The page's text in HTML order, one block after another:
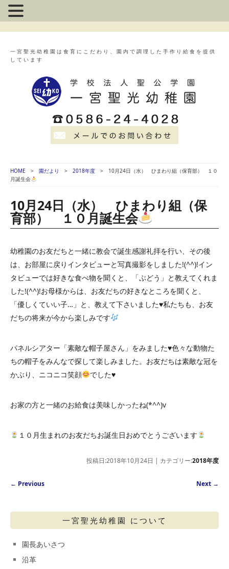
一宮聖光幼稚園は食育にこだわり、園内で調理した手作り給食を提供
しています
HOME 園だより 2018年度
10月24日（水） ひまわり組（保育部） １０
月誕生会
10月24日（水） ひまわり組（保
育部） １０月誕生会
幼稚園のお友だちと一緒に教会で誕生感謝礼拝を行い、その後
は、お部屋に戻りインタビューと写真撮影をしました!(^^)!イン
タビューでは好きな食べ物を聞くと、「ぶどう」と教えてくれま
した!(^^)!お母様からは、お友だちの好きなところを聞くと、
「優しくていい子…」と、教えて下さいました♥私たちも、お友
だちの将来が今から楽しみです
パネルシアター「素敵な帽子屋さん」をみました♥色々な動物た
ちの帽子をみんなで探して楽しみました。お友だちは素敵な冠を
かぶり、ニコニコ笑顔
でした♥
お家の方と一緒のお給食は美味しかったね(*^^)v
１０月生まれのお友だちお誕生日おめでとうございます
投稿日:2018年10月24日 | カテゴリー:2018年度
Post navigation
← Previous Next →
一宮聖光幼稚園 について
園長あいさつ
沿革